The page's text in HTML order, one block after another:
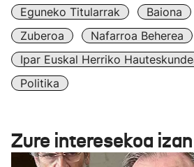
Eguneko Titularrak Baiona
Zuberoa
Nafarroa Beherea
Ipar Euskal Herriko
Politika
Zure interesekoa